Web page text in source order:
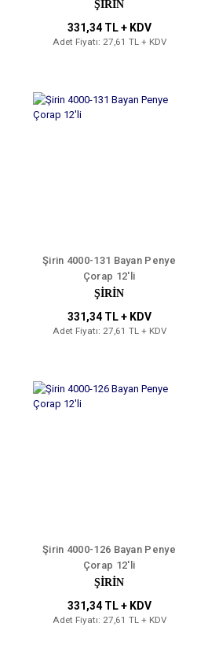
ŞİRİN
331,34 TL + KDV
Adet Fiyatı: 27,61 TL + KDV
Şirin 4000-131 Bayan Penye
Çorap 12'li
ŞİRİN
331,34 TL + KDV
Adet Fiyatı: 27,61 TL + KDV
Şirin 4000-126 Bayan Penye
Çorap 12'li
ŞİRİN
331,34 TL + KDV
Adet Fiyatı: 27,61 TL + KDV